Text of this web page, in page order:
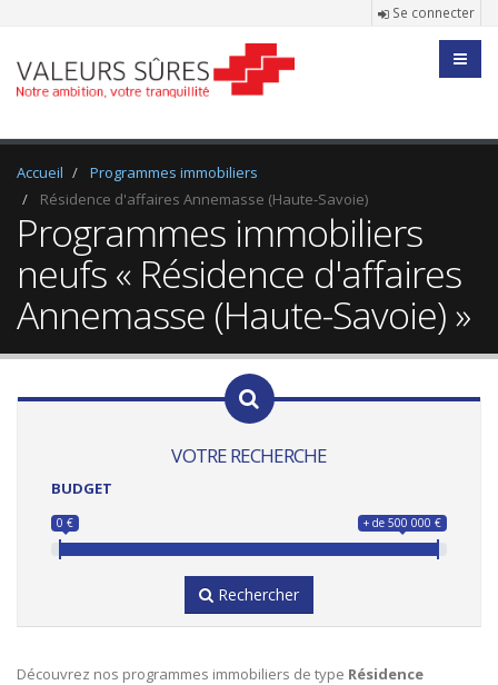
Se connecter
Accueil
Programmes immobiliers
Résidence d'affaires Annemasse (Haute-Savoie)
Programmes immobiliers
neufs « Résidence d'affaires
Annemasse (Haute-Savoie) »
VOTRE RECHERCHE
BUDGET
0 € + de 500 000 €
Rechercher
Découvrez nos programmes immobiliers de type Résidence